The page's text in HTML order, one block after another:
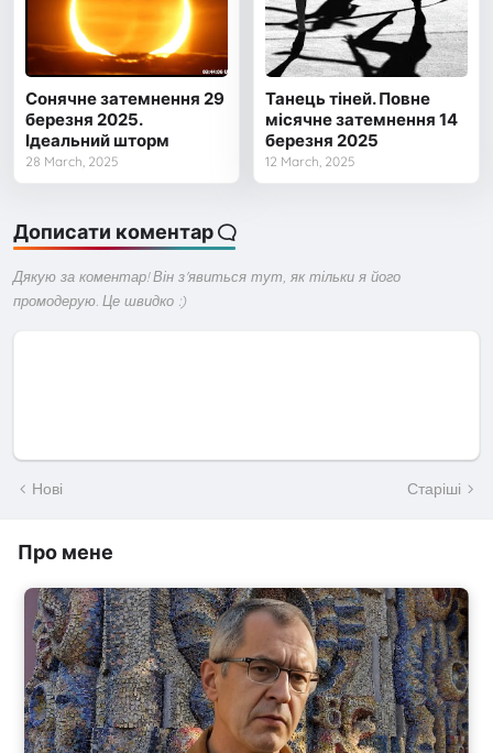
Сонячне затемнення 29
березня 2025.
Ідеальний шторм
28 March, 2025
Танець тіней. Повне
місячне затемнення 14
березня 2025
12 March, 2025
Дописати коментар
Дякую за коментар! Він з'явиться тут, як тільки я його
промодерую. Це швидко :)
Нові Старіші
Про мене